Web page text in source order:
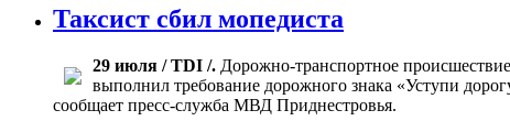
Таксист сбил мопедиста
29 июля / TDI /. Дорожно-транспортное
выполнил требование дорожного знака «Уступи
сообщает пресс-служба МВД Приднестровья.